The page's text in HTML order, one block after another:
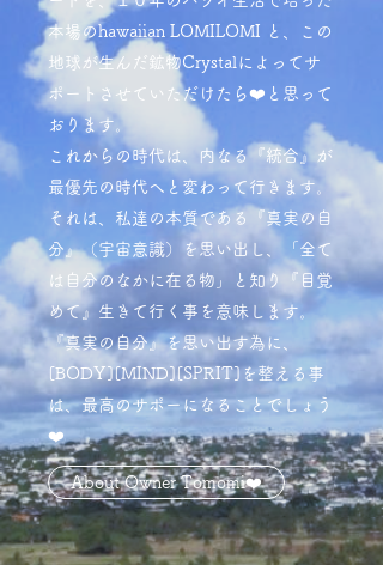
本場のhawaiian LOMILOMI と、この
地球が生んだ鉱物Crystalによってサ
ポートさせていただけたら❤️と思って
おります。
これからの時代は、内なる『統合』が
最優先の時代へと変わって行きます。
それは、私達の本質である『真実の自
分』（宇宙意識）を思い出し、「全て
は自分のなかに在る物」と知り『目覚
めて』生きて行く事を意味します。
『真実の自分』を思い出す為に、
[BODY][MIND][SPRIT]を整える事
は、最高のサポーになることでしょう
❤️
About Owner Tomomi❤️